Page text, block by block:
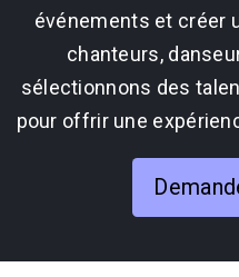
événements et créer
chanteurs,
sélectionnons des
pour offrir une
Stomy